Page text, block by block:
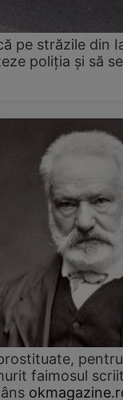
pe străzile din
poliția și să
faimosul